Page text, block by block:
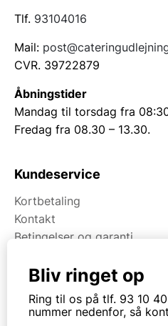
Tlf. 93104016
Mail:
CVR. 39722879
Åbningstider
Mandag til torsdag fra
Fredag fra 08.30 – 13.30.
Kundeservice
Kortbetaling
Kontakt
Betingelser og garanti
Om Kpa Udlejning
Om Kpa Group
Bliv ringet op
Ring til os på tlf. 93 10
nummer nedenfor, så